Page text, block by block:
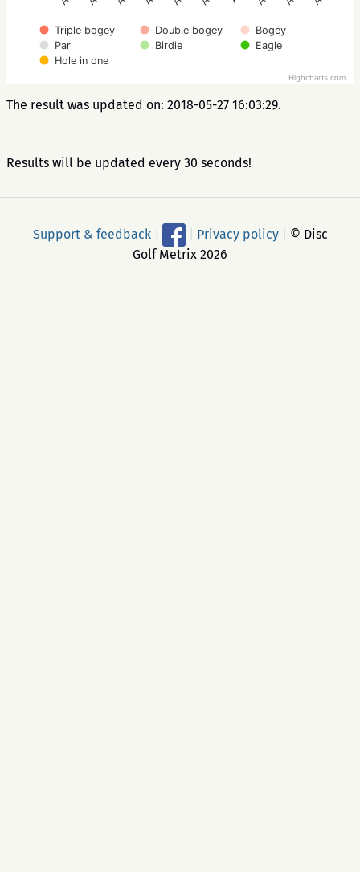
Triple bogey Double bogey
Bogey
Par
Birdie
Eagle
Hole in one
Highcharts.com
The result was updated on: 2018-05-27 16:03:29.
Results will be updated every 30 seconds!
Support & feedback Privacy policy
© Disc
Golf Metrix 2026